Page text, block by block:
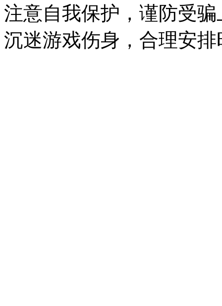
注意自我保护，谨防受
沉迷游戏伤身，合理安